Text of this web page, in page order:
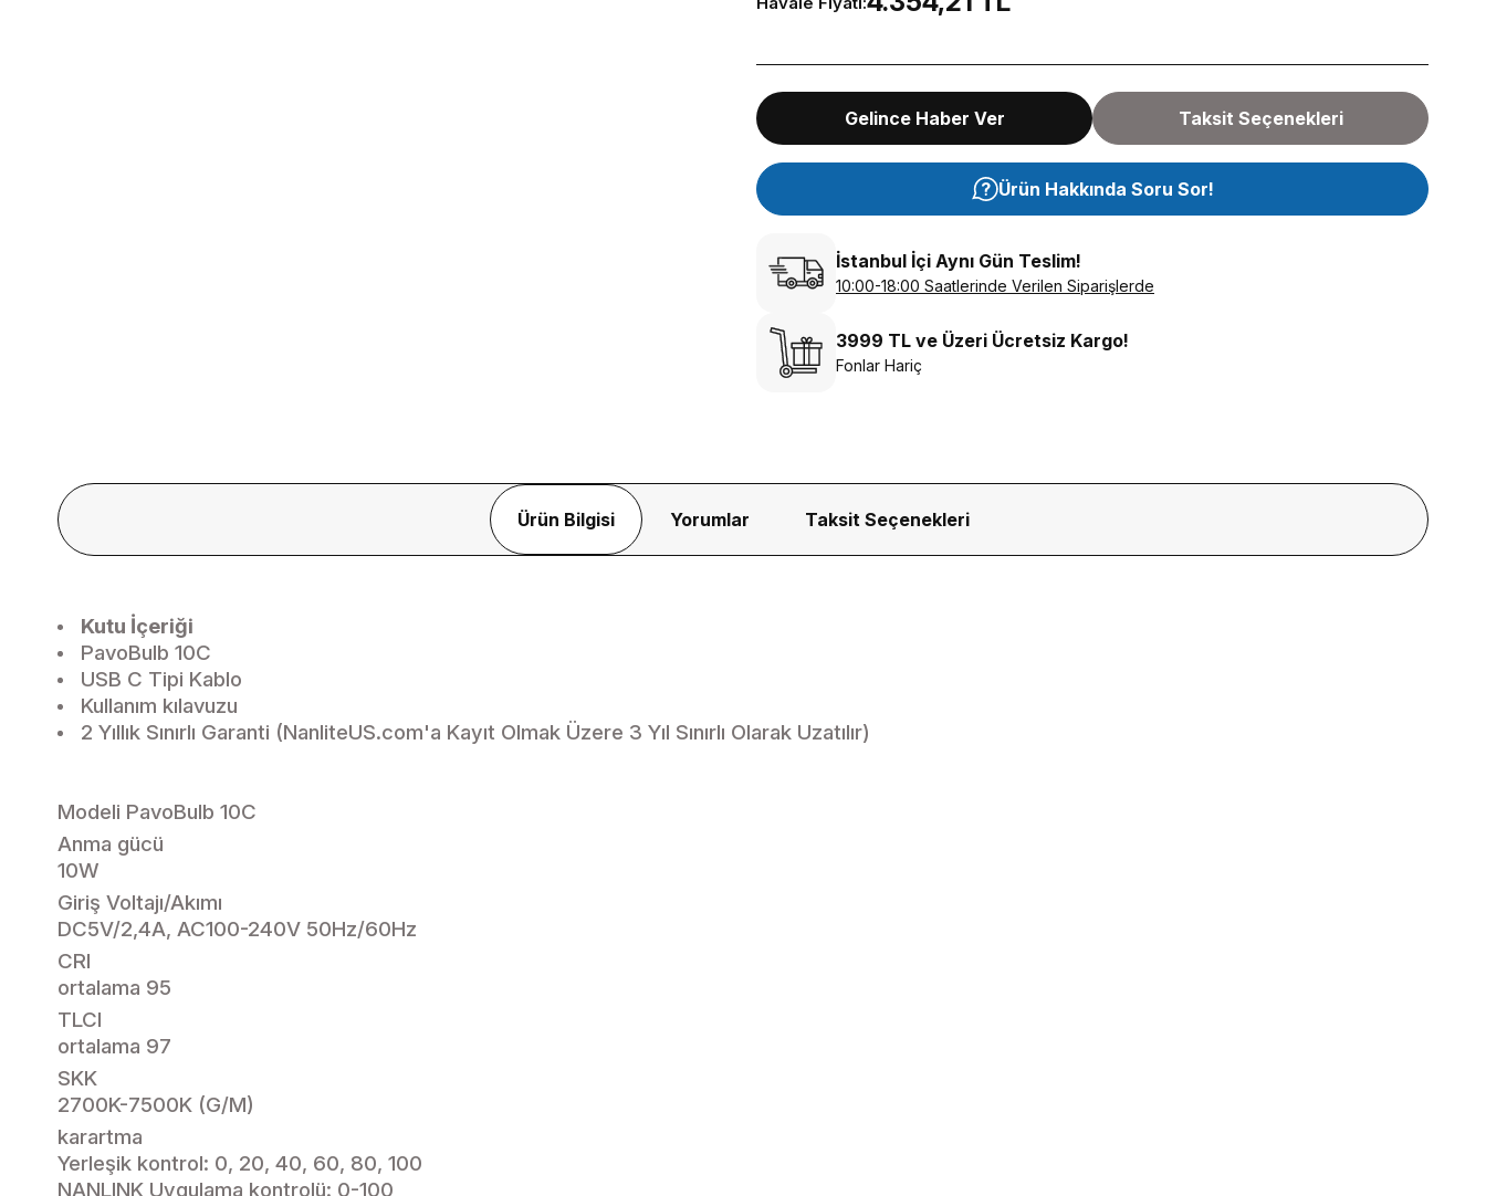
Gelince Haber Ver Taksit Seçenekleri
Ürün Hakkında Soru Sor!
İstanbul İçi Aynı Gün Teslim!
10:00-18:00 Saatlerinde Verilen Siparişlerde
3999 TL ve Üzeri Ücretsiz Kargo!
Fonlar Hariç
Ürün Bilgisi Yorumlar Taksit Seçenekleri
Kutu İçeriği
PavoBulb 10C
USB C Tipi Kablo
Kullanım kılavuzu
2 Yıllık Sınırlı Garanti (NanliteUS.com'a Kayıt Olmak Üzere 3 Yıl Sınırlı Olarak Uzatılır)
Modeli PavoBulb 10C
Anma gücü
10W
Giriş Voltajı/Akımı
DC5V/2,4A, AC100-240V 50Hz/60Hz
CRI
ortalama 95
TLCI
ortalama 97
SKK
2700K-7500K (G/M)
karartma
Yerleşik kontrol: 0, 20, 40, 60, 80, 100
NANLINK Uygulama kontrolü: 0-100